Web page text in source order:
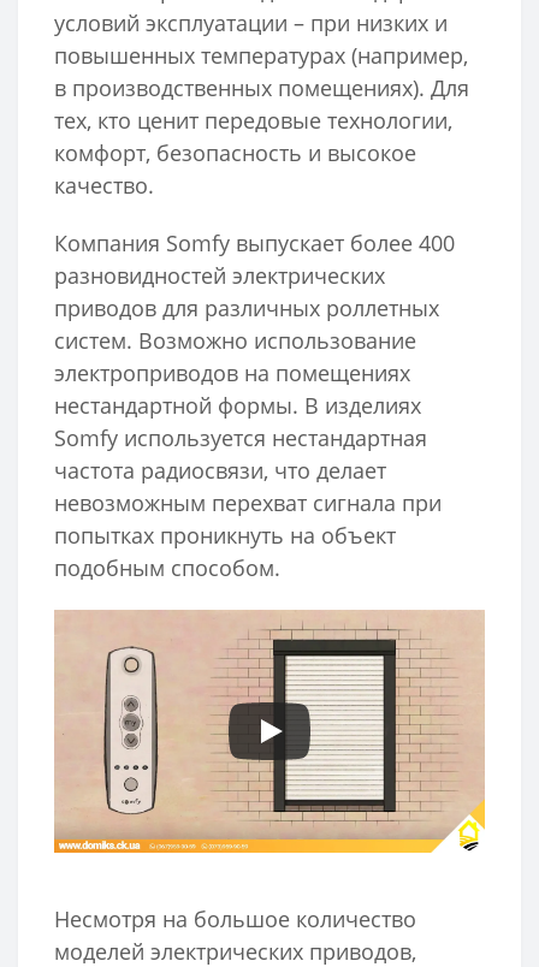
условий эксплуатации – при низких и
повышенных температурах (например,
в производственных помещениях). Для
тех, кто ценит передовые технологии,
комфорт, безопасность и высокое
качество.
Компания Somfy выпускает более 400
разновидностей электрических
приводов для различных роллетных
систем. Возможно использование
электроприводов на помещениях
нестандартной формы. В изделиях
Somfy используется нестандартная
частота радиосвязи, что делает
невозможным перехват сигнала при
попытках проникнуть на объект
подобным способом.
Несмотря на большое количество
моделей электрических приводов,